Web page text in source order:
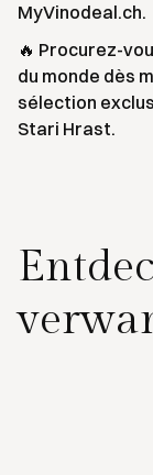
MyVinodeal.ch.
🔥 Procurez-
du monde dès
sélection
Stari Hrast.